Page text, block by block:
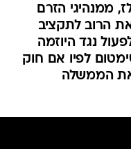
ממנהיגי הזרם
הרוב לתקציב
נגד היוזמה
לפיו אם חוק
את הממשלה